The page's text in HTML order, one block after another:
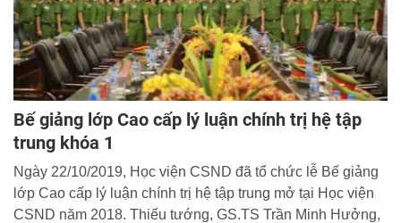
Bế giảng lớp Cao cấp lý luận chính trị hệ tập
trung khóa 1
Ngày 22/10/2019, Học viện CSND đã tổ chức lễ Bế giảng
lớp Cao cấp lý luận chính trị hệ tập trung mở tại Học viện
CSND năm 2018. Thiếu tướng, GS.TS Trần Minh Hưởng,